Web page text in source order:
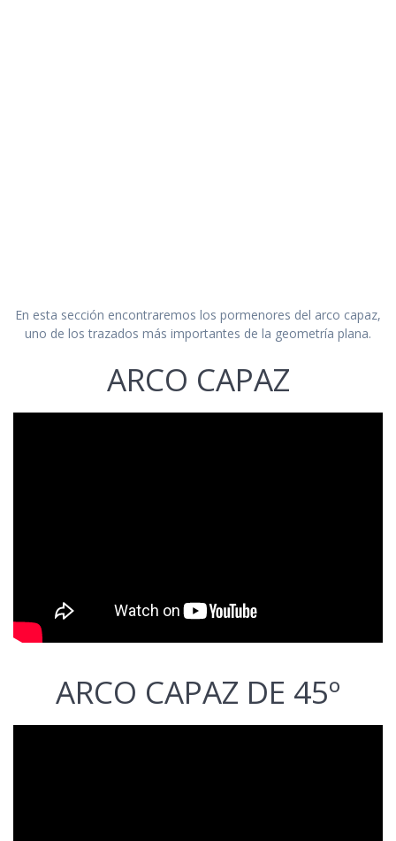
En esta sección encontraremos los pormenores del arco capaz,
uno de los trazados más importantes de la geometría plana.
ARCO CAPAZ
ARCO CAPAZ DE 45º